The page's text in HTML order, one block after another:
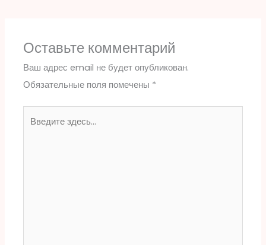
Оставьте комментарий
Ваш адрес email не будет опубликован.
Обязательные поля помечены *